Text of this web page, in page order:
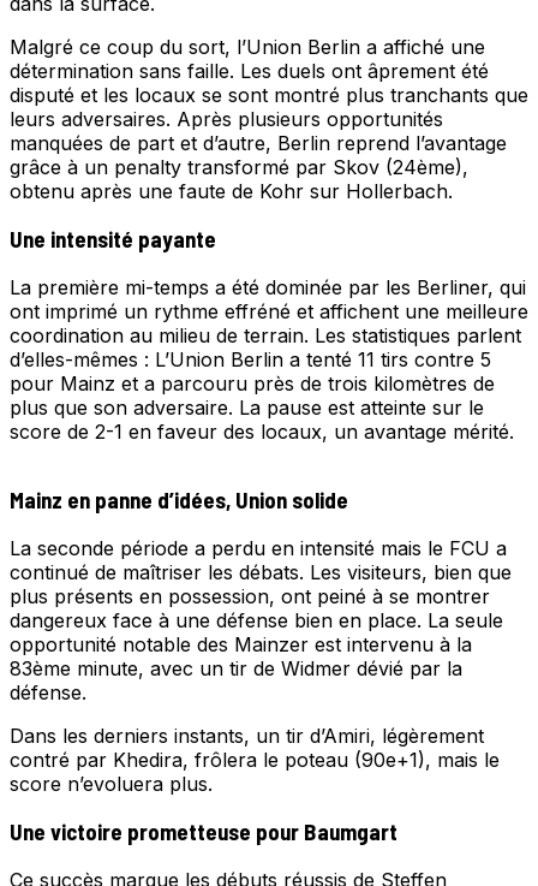
Malgré ce coup du sort, l’Union Berlin a affiché une
détermination sans faille. Les duels ont âprement été
disputé et les locaux se sont montré plus tranchants que
leurs adversaires. Après plusieurs opportunités
manquées de part et d’autre, Berlin reprend l’avantage
grâce à un penalty transformé par Skov (24ème),
obtenu après une faute de Kohr sur Hollerbach.
Une intensité payante
La première mi-temps a été dominée par les Berliner, qui
ont imprimé un rythme effréné et affichent une meilleure
coordination au milieu de terrain. Les statistiques parlent
d’elles-mêmes : L’Union Berlin a tenté 11 tirs contre 5
pour Mainz et a parcouru près de trois kilomètres de
plus que son adversaire. La pause est atteinte sur le
score de 2-1 en faveur des locaux, un avantage mérité.
Mainz en panne d’idées, Union solide
La seconde période a perdu en intensité mais le FCU a
continué de maîtriser les débats. Les visiteurs, bien que
plus présents en possession, ont peiné à se montrer
dangereux face à une défense bien en place. La seule
opportunité notable des Mainzer est intervenu à la
83ème minute, avec un tir de Widmer dévié par la
défense.
Dans les derniers instants, un tir d’Amiri, légèrement
contré par Khedira, frôlera le poteau (90e+1), mais le
score n’evoluera plus.
Une victoire prometteuse pour Baumgart
Ce succès marque les débuts réussis de Steffen